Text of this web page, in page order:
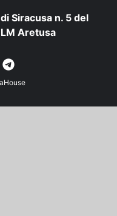
Siracusa n. 5 del
Aretusa